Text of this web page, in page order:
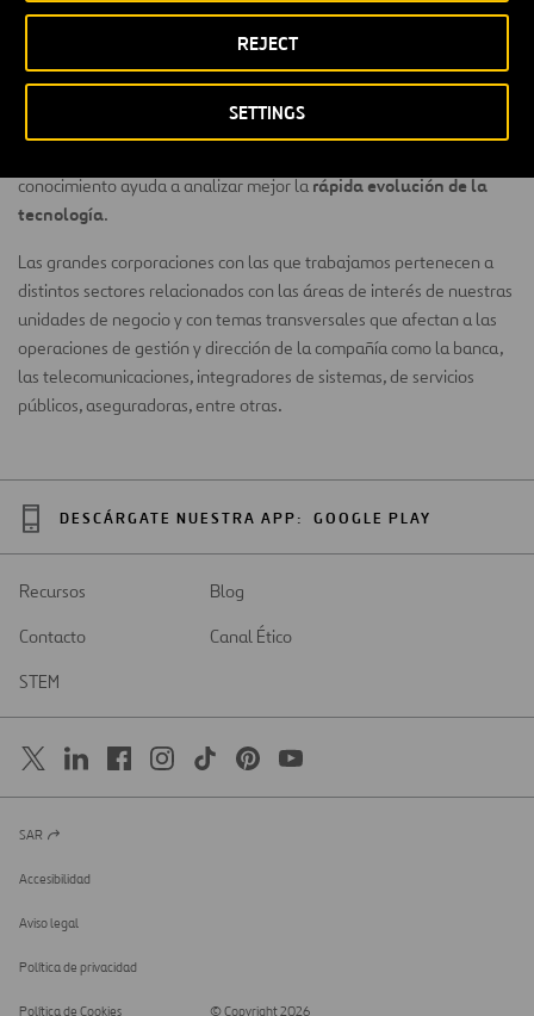
SETTINGS
REJECT
En el contexto de lasnuevas tecnologías(inteligencia artificial,
big data,movilidad como servicio
tecnologías 5G, entre otras) y losnuevos modelos de negocio
conocimiento ayuda a analizar mejor larápida evolución de la
tecnología.
Las grandes corporaciones con las que trabajamos pertenecen a
distintos sectores relacionados con las áreas de interés de nuestras
unidades de negocio y con temas transversales que afectan a las
operaciones de gestión y dirección de la compañía como la banca,
las telecomunicaciones, integradores de sistemas, de servicios
públicos, aseguradoras, entre otras.
DESCÁRGATE NUESTRA APP: GOOGLE PLAY
Recursos
Blog
Contacto
Canal Ético
STEM
Abrir
una
nueva
SAR
Accesibilidad
Aviso legal
Política de privacidad
Política de Cookies © Copyright 2026